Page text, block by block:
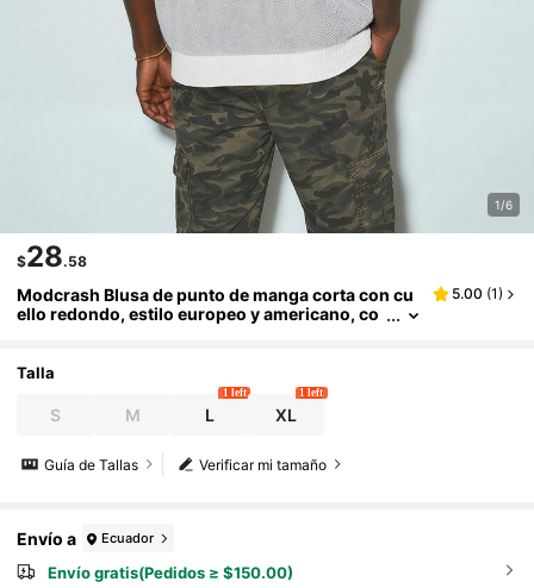
1/6
$28.58
Modcrash Blusa de punto de manga corta con cu
ello redondo, estilo europeo y americano, co
o diario y atuendos de verano, de la marca ANDRE
ILEE, colección primavera/verano.
5.00 (1)
Talla
S M L
1 left
XL
1 left
Verificar mi tamaño
Guía de Tallas
Envío a Ecuador
Envío gratis(Pedidos ≥ $150.00)